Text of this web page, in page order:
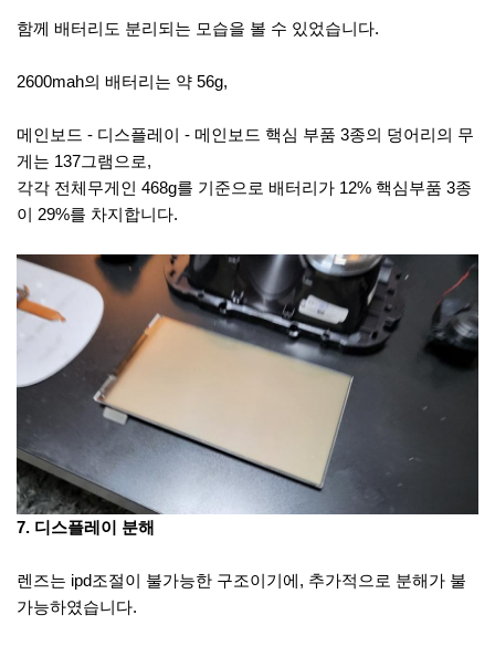
함께 배터리도 분리되는 모습을 볼 수 있었습니다.
2600mah의 배터리는 약 56g,
메인보드 - 디스플레이 - 메인보드 핵심 부품 3종의 덩어리의 무
게는 137그램으로,
각각 전체무게인 468g를 기준으로 배터리가 12% 핵심부품 3종
이 29%를 차지합니다.
7. 디스플레이 분해
렌즈는 ipd조절이 불가능한 구조이기에, 추가적으로 분해가 불
가능하였습니다.